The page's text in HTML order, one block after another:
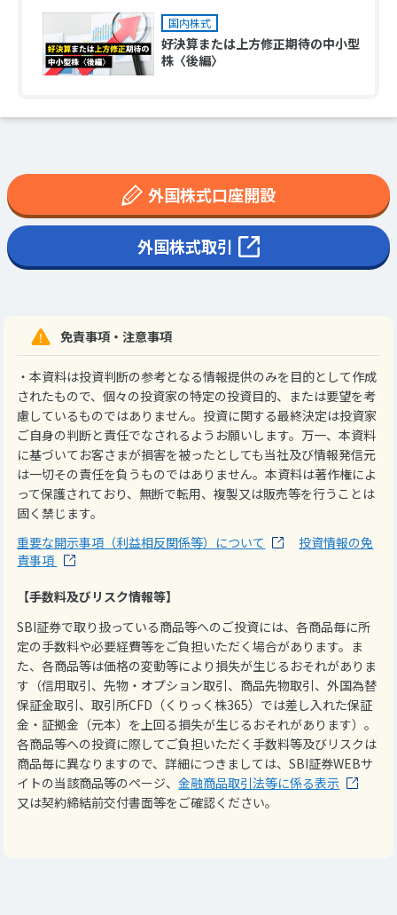
国内株式
好決算または上方修正期待の中小型
株〈後編〉
外国株式口座開設
外国株式取引
免責事項・注意事項
・本資料は投資判断の参考となる情報提供のみを目的として作成
されたもので、個々の投資家の特定の投資目的、または要望を考
慮しているものではありません。投資に関する最終決定は投資家
ご自身の判断と責任でなされるようお願いします。万一、本資料
に基づいてお客さまが損害を被ったとしても当社及び情報発信元
は一切その責任を負うものではありません。本資料は著作権によ
って保護されており、無断で転用、複製又は販売等を行うことは
固く禁じます。
重要な開示事項（利益相反関係等）について
投資情報の免
責事項
【手数料及びリスク情報等】
SBI証券で取り扱っている商品等へのご投資には、各商品毎に所
定の手数料や必要経費等をご負担いただく場合があります。ま
た、各商品等は価格の変動等により損失が生じるおそれがありま
す（信用取引、先物・オプション取引、商品先物取引、外国為替
保証金取引、取引所CFD（くりっく株365）では差し入れた保証
金・証拠金（元本）を上回る損失が生じるおそれがあります）。
各商品等への投資に際してご負担いただく手数料等及びリスクは
商品毎に異なりますので、詳細につきましては、SBI証券WEBサ
イトの当該商品等のページ、金融商品取引法等に係る表示
又は契約締結前交付書面等をご確認ください。